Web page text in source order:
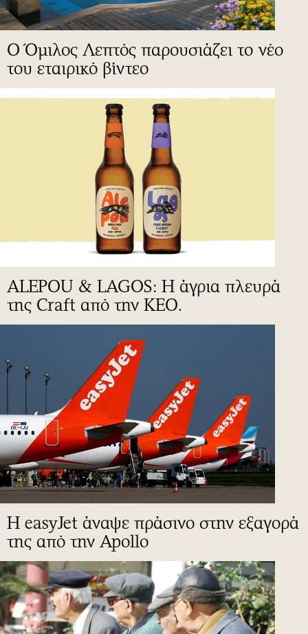
Ο Όμιλος Λεπτός παρουσιάζει το νέο
του εταιρικό βίντεο
ALEPOU & LAGOS: Η άγρια πλευρά
της Craft από την ΚΕΟ.
Η easyJet άναψε πράσινο στην εξαγορά
της από την Apollo